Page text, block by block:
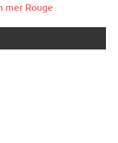
mer Rouge